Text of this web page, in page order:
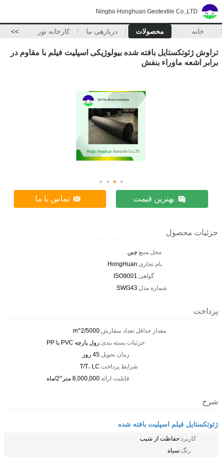
Ningbo Honghuan Geotextile Co.,LTD
خانه محصولات دربارهی ما کارخانه تور >>
تراوش ژئوتکستایل بافته شده بیولوژیکی اسپلیت فیلم با مقاوم در
برابر اشعه ماوراء بنفش
بهترین قیمت تماس با ما
جزئیات محصول
محل منبع:چین
نام تجاری:HongHuan
گواهی:ISO9001
شماره مدل:SWG43
پرداخت
مقدار حداقل تعداد سفارش:5000/m^2
جزئیات بسته بندی:رول پارچه PVC یا PP
زمان تحویل:45 روز
شرایط پرداخت:T/T، LC
قابلیت ارائه:8,000,000 متر^2/ماه
شرح
ژئوتکستایل فیلم اسپلیت بافته شده
کاربرد:حفاظت از شیب
رنگ:سیاه